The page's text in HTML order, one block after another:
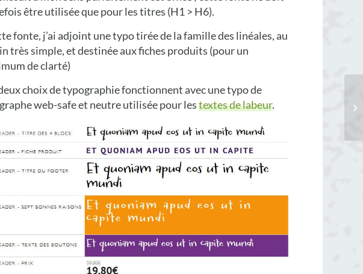
être utilisée que pour les titres (H1 > H6).
fonte, j’ai adjoint une typo tirée de la famille des linéales, au
très simple, et destinée aux fiches produits (pour un
de clarté)
choix de typographie fonctionnent avec une typo de
web-safe et neutre utilisée pour lestextes de labeur.